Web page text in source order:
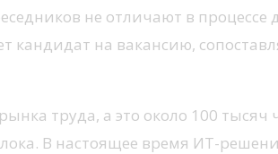
не отличают в процессе
кандидат на вакансию,
труда, а это около 100 тысяч
В настоящее время ИТ-